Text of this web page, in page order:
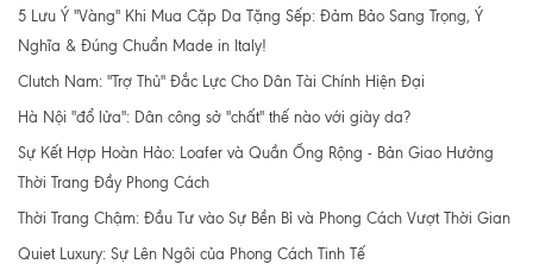
5 Lưu Ý "Vàng" Khi Mua Cặp Da Tặng Sếp: Đảm Bảo Sang Trọng, Ý
Nghĩa & Đúng Chuẩn Made in Italy!
Clutch Nam: "Trợ Thủ" Đắc Lực Cho Dân Tài Chính Hiện Đại
Hà Nội "đổ lửa": Dân công sở "chất" thế nào với giày da?
Sự Kết Hợp Hoàn Hảo: Loafer và Quần Ống Rộng - Bản Giao Hưởng
Thời Trang Đầy Phong Cách
Thời Trang Chậm: Đầu Tư vào Sự Bền Bỉ và Phong Cách Vượt Thời Gian
Quiet Luxury: Sự Lên Ngôi của Phong Cách Tinh Tế